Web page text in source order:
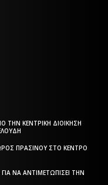
ΤΗΝ ΚΕΝΤΡΙΚΉ ΔΙΟΊΚΗΣΗ
ΠΡΑΣΊΝΟΥ ΣΤΟ ΚΈΝΤΡΟ
ΝΑ ΑΝΤΙΜΕΤΩΠΊΣΕΙ ΤΗΝ